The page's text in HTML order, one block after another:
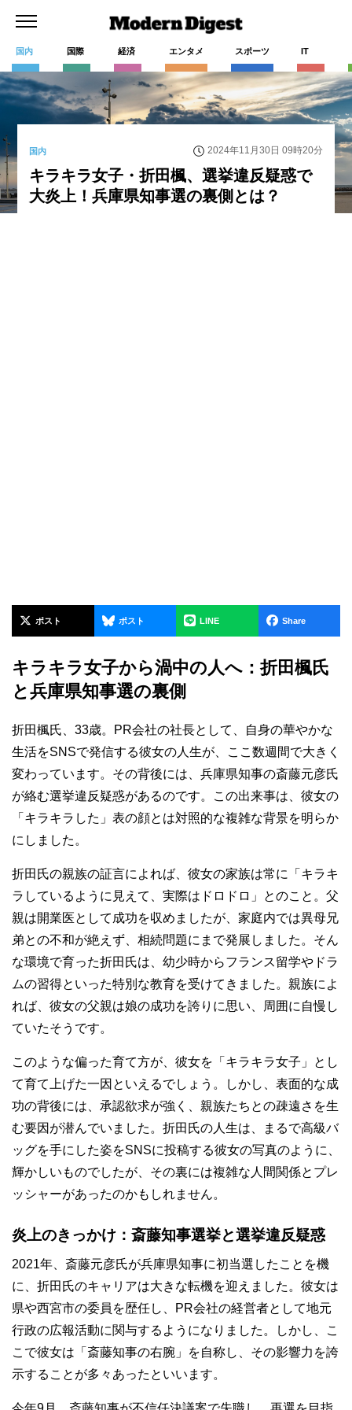
国内 国際 経済 エンタメ スポーツ IT
国内 2024年11月30日 09時20分
キラキラ女子・折田楓、選挙違反疑惑で
大炎上！兵庫県知事選の裏側とは？
ポスト ポスト LINE Share
キラキラ女子から渦中の人へ：折田楓氏
と兵庫県知事選の裏側
折田楓氏、33歳。PR会社の社長として、自身の華やかな
生活をSNSで発信する彼女の人生が、ここ数週間で大きく
変わっています。その背後には、兵庫県知事の斎藤元彦氏
が絡む選挙違反疑惑があるのです。この出来事は、彼女の
「キラキラした」表の顔とは対照的な複雑な背景を明らか
にしました。
折田氏の親族の証言によれば、彼女の家族は常に「キラキ
ラしているように見えて、実際はドロドロ」とのこと。父
親は開業医として成功を収めましたが、家庭内では異母兄
弟との不和が絶えず、相続問題にまで発展しました。そん
な環境で育った折田氏は、幼少時からフランス留学やドラ
ムの習得といった特別な教育を受けてきました。親族によ
れば、彼女の父親は娘の成功を誇りに思い、周囲に自慢し
ていたそうです。
このような偏った育て方が、彼女を「キラキラ女子」とし
て育て上げた一因といえるでしょう。しかし、表面的な成
功の背後には、承認欲求が強く、親族たちとの疎遠さを生
む要因が潜んでいました。折田氏の人生は、まるで高級バ
ッグを手にした姿をSNSに投稿する彼女の写真のように、
輝かしいものでしたが、その裏には複雑な人間関係とプレ
ッシャーがあったのかもしれません。
炎上のきっかけ：斎藤知事選挙と選挙違反疑惑
2021年、斎藤元彦氏が兵庫県知事に初当選したことを機
に、折田氏のキャリアは大きな転機を迎えました。彼女は
県や西宮市の委員を歴任し、PR会社の経営者として地元
行政の広報活動に関与するようになりました。しかし、こ
こで彼女は「斎藤知事の右腕」を自称し、その影響力を誇
示することが多々あったといいます。